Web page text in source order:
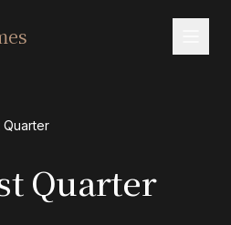
Quarter
Quarter